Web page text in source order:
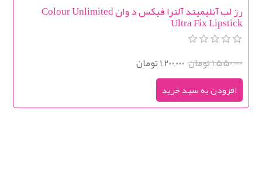
رژ لب آنلیمیتد آلترا فیکس د وان Colour Unlimited
Ultra Fix Lipstick
1,550,000 تومان 1,200,000 تومان